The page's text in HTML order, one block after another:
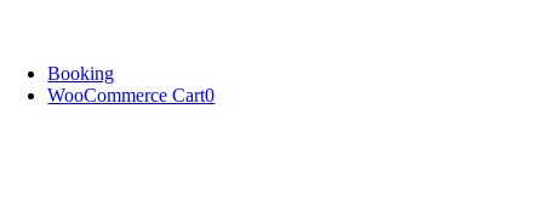
Booking
WooCommerce Cart0